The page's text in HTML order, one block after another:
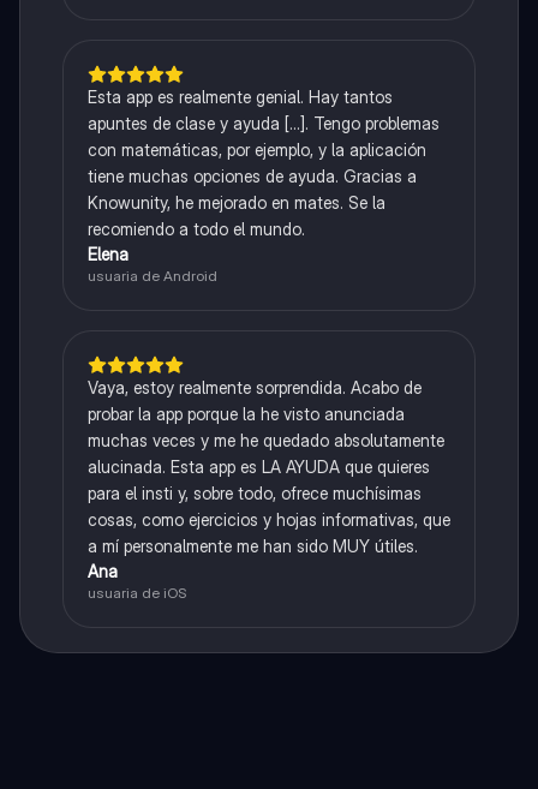
Esta app es realmente genial. Hay tantos
apuntes de clase y ayuda [...]. Tengo problemas
con matemáticas, por ejemplo, y la aplicación
tiene muchas opciones de ayuda. Gracias a
Knowunity, he mejorado en mates. Se la
recomiendo a todo el mundo.
Elena
usuaria de Android
Vaya, estoy realmente sorprendida. Acabo de
probar la app porque la he visto anunciada
muchas veces y me he quedado absolutamente
alucinada. Esta app es LA AYUDA que quieres
para el insti y, sobre todo, ofrece muchísimas
cosas, como ejercicios y hojas informativas, que
a mí personalmente me han sido MUY útiles.
Ana
usuaria de iOS